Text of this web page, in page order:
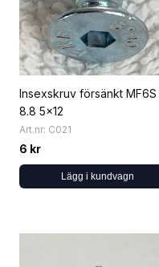
Insexskruv försänkt MF6S
8.8 5x12
Art.nr: C021
6 kr
Lägg i kundvagn